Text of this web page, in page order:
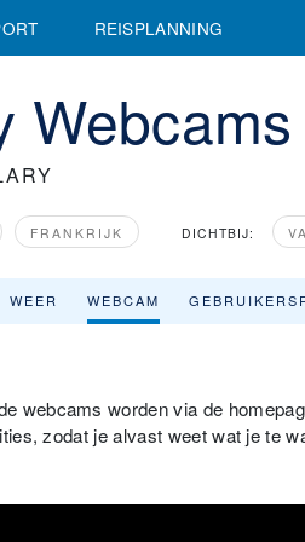
REISPLANNING
Webcams
FRANKRIJK DICHTBIJ:
WEER WEBCAM
webcams worden via de
zodat je alvast weet wat je te